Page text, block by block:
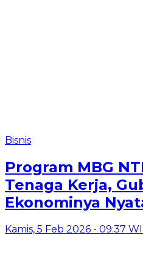
Bisnis
Program MBG
Tenaga Kerja,
Ekonominya
Kamis, 5 Feb 2026 - 09:37